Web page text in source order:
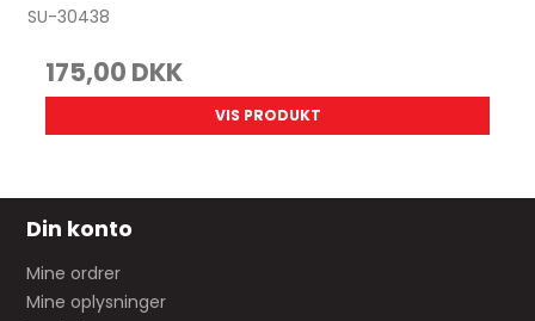
SU-30438
175,00 DKK
VIS PRODUKT
Din konto
Mine ordrer
Mine oplysninger